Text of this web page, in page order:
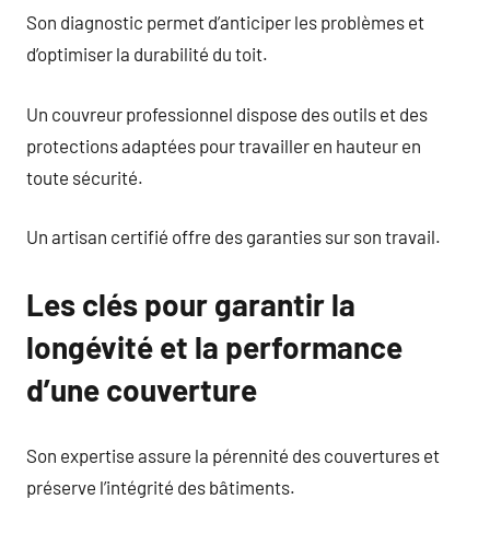
Son diagnostic permet d’anticiper les problèmes et
d’optimiser la durabilité du toit.
Un couvreur professionnel dispose des outils et des
protections adaptées pour travailler en hauteur en
toute sécurité.
Un artisan certifié offre des garanties sur son travail.
Les clés pour garantir la
longévité et la performance
d’une couverture
Son expertise assure la pérennité des couvertures et
préserve l’intégrité des bâtiments.